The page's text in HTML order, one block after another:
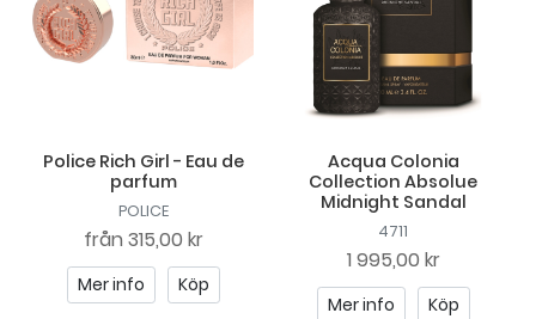
Police Rich Girl - Eau de
parfum
POLICE
från 315,00 kr
Mer info Köp
Acqua Colonia
Collection Absolue
Midnight Sandal
4711
1 995,00 kr
Mer info Köp